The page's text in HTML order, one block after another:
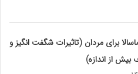
برای مردان (تاثیرات شگفت انگیز و
از اندازه)